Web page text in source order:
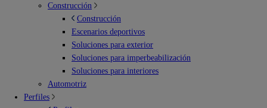
Construcción
Construcción
Escenarios deportivos
Soluciones para exterior
Soluciones para imperbeabilización
Soluciones para interiores
Automotriz
Perfiles